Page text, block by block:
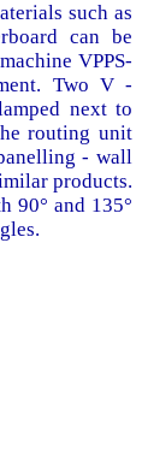
such as
can be
VPPS-
Two V -
next to
routing unit
- wall
products.
90° and 135°